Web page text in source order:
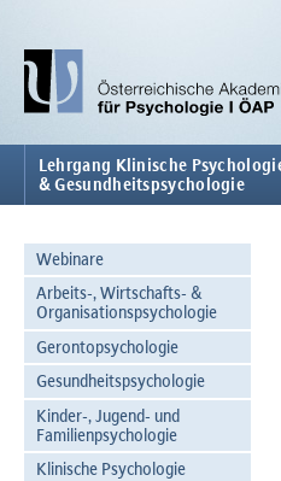
Lehrgang Klinische
& Gesundheitspsychologie
Webinare
Arbeits-, Wirtschafts- &
Organisationspsychologie
Gerontopsychologie
Gesundheitspsychologie
Kinder-, Jugend- und
Familienpsychologie
Klinische Psychologie